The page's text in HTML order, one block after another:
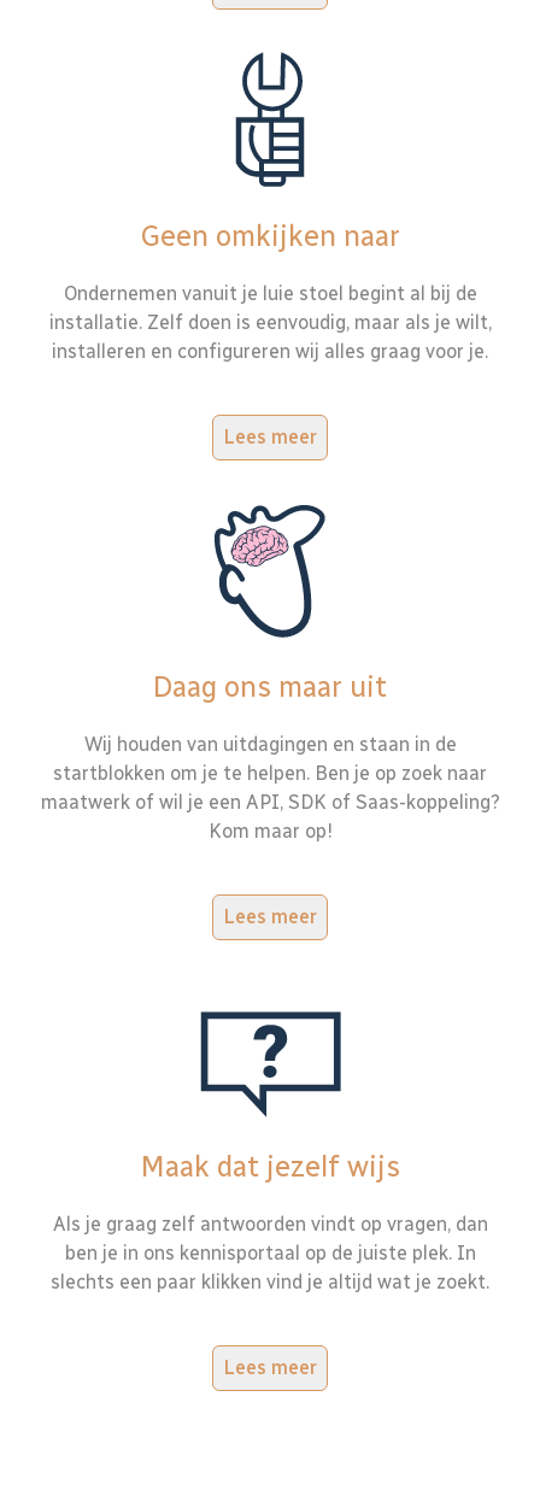
Geen omkijken naar
Ondernemen vanuit je luie stoel begint al bij de
installatie. Zelf doen is eenvoudig, maar als je wilt,
installeren en configureren wij alles graag voor je.
Lees meer
Daag ons maar uit
Wij houden van uitdagingen en staan in de
startblokken om je te helpen. Ben je op zoek naar
maatwerk of wil je een API, SDK of Saas-koppeling?
Kom maar op!
Lees meer
Maak dat jezelf wijs
Als je graag zelf antwoorden vindt op vragen, dan
ben je in ons kennisportaal op de juiste plek. In
slechts een paar klikken vind je altijd wat je zoekt.
Lees meer